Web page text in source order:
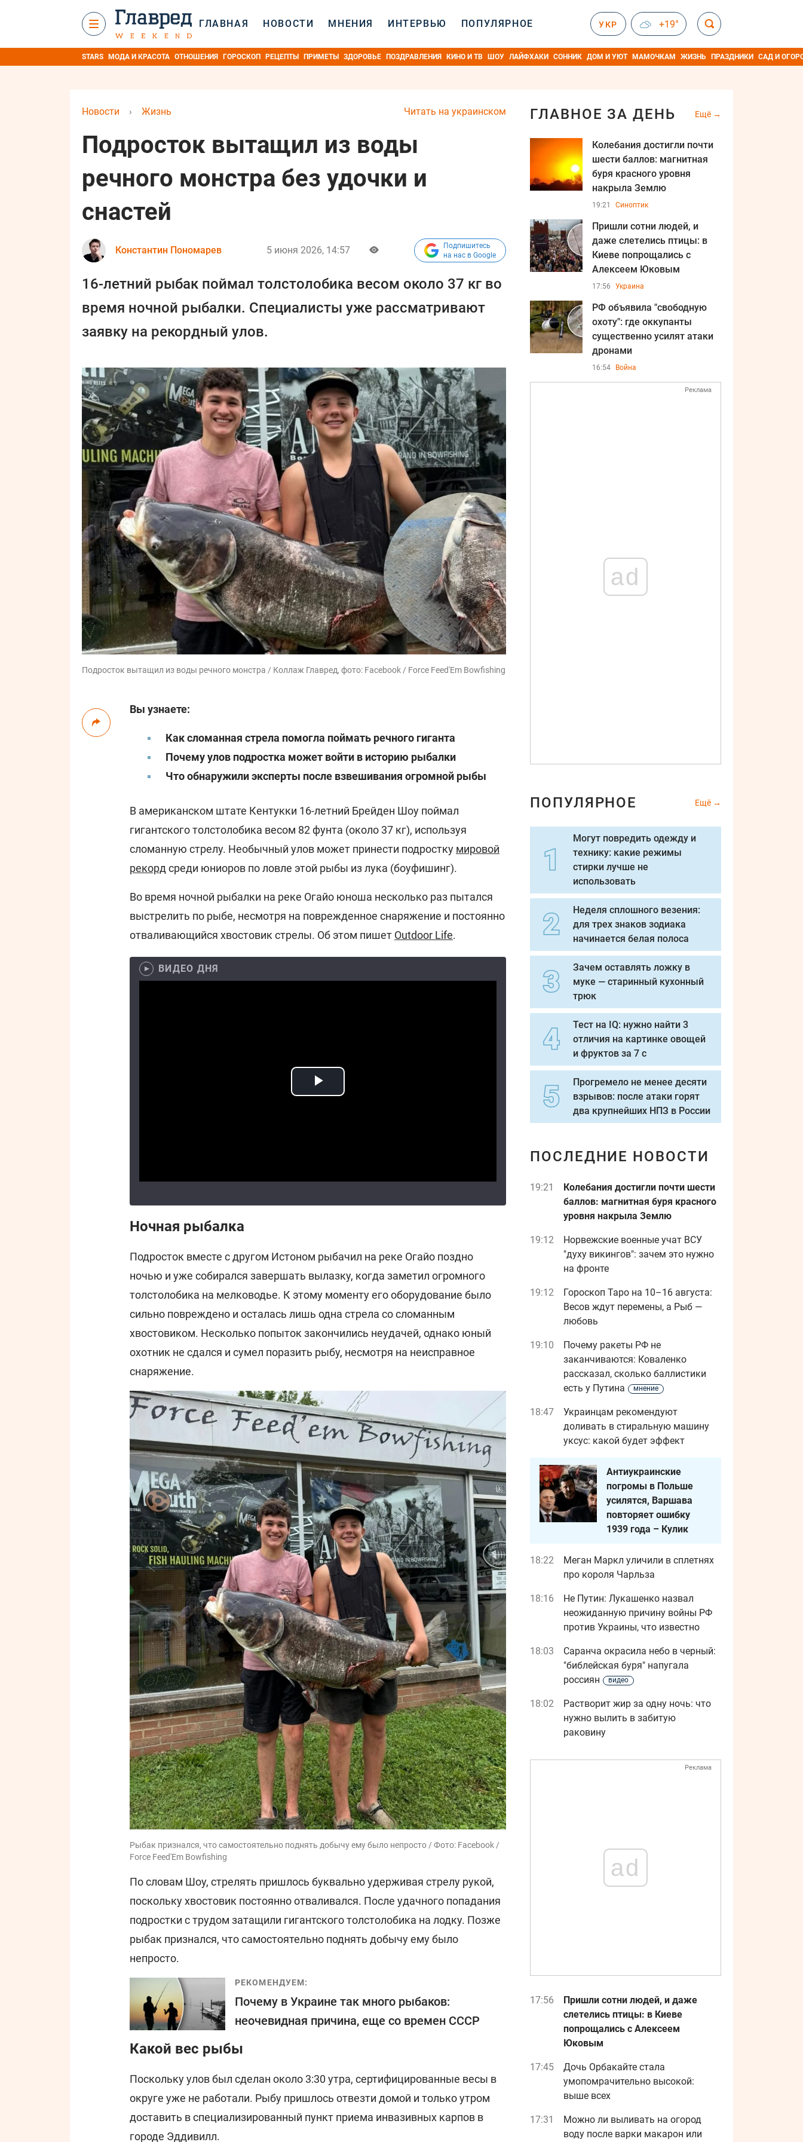
ГЛАВНАЯ НОВОСТИ МНЕНИЯ ИНТЕРВЬЮ ПОПУЛЯРНОЕ УКР +19°
STARS МОДА И КРАСОТА ОТНОШЕНИЯ ГОРОСКОП РЕЦЕПТЫ ПРИМЕТЫ ЗДОРОВЬЕ ПОЗДРАВЛЕНИЯ КИНО И ТВ ШОУ ЛАЙФХАКИ СОННИК ДОМ И УЮТ МАМОЧКАМ ЖИЗНЬ ПРАЗДНИКИ САД И
Читать на украинском
Новости › Жизнь
Подросток вытащил из воды
речного монстра без удочки и
снастей
Константин Пономарев 5 июня 2026, 14:57
Подпишитесь
на нас в Google
16-летний рыбак поймал толстолобика весом около 37 кг во
время ночной рыбалки. Специалисты уже рассматривают
заявку на рекордный улов.
Подросток вытащил из воды речного монстра / Коллаж Главред, фото: Facebook / Force Feed'Em Bowfishing
Вы узнаете:
Как сломанная стрела помогла поймать речного гиганта
Почему улов подростка может войти в историю рыбалки
Что обнаружили эксперты после взвешивания огромной рыбы
В американском штате Кентукки 16-летний Брейден Шоу поймал
гигантского толстолобика весом 82 фунта (около 37 кг), используя
сломанную стрелу. Необычный улов может принести подростку мировой
рекорд среди юниоров по ловле этой рыбы из лука (боуфишинг).
Во время ночной рыбалки на реке Огайо юноша несколько раз пытался
выстрелить по рыбе, несмотря на поврежденное снаряжение и постоянно
отваливающийся хвостовик стрелы. Об этом пишет Outdoor Life.
ВИДЕО ДНЯ
Ночная рыбалка
Подросток вместе с другом Истоном рыбачил на реке Огайо поздно
ночью и уже собирался завершать вылазку, когда заметил огромного
толстолобика на мелководье. К этому моменту его оборудование было
сильно повреждено и осталась лишь одна стрела со сломанным
хвостовиком. Несколько попыток закончились неудачей, однако юный
охотник не сдался и сумел поразить рыбу, несмотря на неисправное
снаряжение.
Рыбак признался, что самостоятельно поднять добычу ему было непросто / Фото: Facebook /
Force Feed'Em Bowfishing
По словам Шоу, стрелять пришлось буквально удерживая стрелу рукой,
поскольку хвостовик постоянно отваливался. После удачного попадания
подростки с трудом затащили гигантского толстолобика на лодку. Позже
рыбак признался, что самостоятельно поднять добычу ему было
непросто.
РЕКОМЕНДУЕМ:
Почему в Украине так много рыбаков:
неочевидная причина, еще со времен СССР
Какой вес рыбы
Поскольку улов был сделан около 3:30 утра, сертифицированные весы в
округе уже не работали. Рыбу пришлось отвезти домой и только утром
доставить в специализированный пункт приема инвазивных карпов в
городе Эддивилл.
ГЛАВНОЕ ЗА ДЕНЬ Ещё
Колебания достигли почти
шести баллов: магнитная
буря красного уровня
накрыла Землю
19:21 Синоптик
Пришли сотни людей, и
даже слетелись птицы: в
Киеве попрощались с
Алексеем Юковым
17:56 Украина
РФ объявила "свободную
охоту": где оккупанты
существенно усилят атаки
дронами
16:54 Война
Реклама
ad
ПОПУЛЯРНОЕ Ещё
Могут повредить одежду и
технику: какие режимы
стирки лучше не
использовать
Неделя сплошного везения:
для трех знаков зодиака
начинается белая полоса
Зачем оставлять ложку в
муке — старинный кухонный
трюк
Тест на IQ: нужно найти 3
отличия на картинке овощей
и фруктов за 7 с
Прогремело не менее десяти
взрывов: после атаки горят
два крупнейших НПЗ в России
ПОСЛЕДНИЕ НОВОСТИ
19:21
Колебания достигли почти шести
баллов: магнитная буря красного
уровня накрыла Землю
19:12
Норвежские военные учат ВСУ
"духу викингов": зачем это нужно
на фронте
19:12
Гороскоп Таро на 10–16 августа:
Весов ждут перемены, а Рыб —
любовь
19:10
Почему ракеты РФ не
заканчиваются: Коваленко
рассказал, сколько баллистики
есть у Путина
мнение
18:47
Украинцам рекомендуют
доливать в стиральную машину
уксус: какой будет эффект
Антиукраинские
погромы в Польше
усилятся, Варшава
повторяет ошибку
1939 года – Кулик
18:22
Меган Маркл уличили в сплетнях
про короля Чарльза
18:16
Не Путин: Лукашенко назвал
неожиданную причину войны РФ
против Украины, что известно
18:03
Саранча окрасила небо в черный:
"библейская буря" напугала
россиян
видео
18:02
Растворит жир за одну ночь: что
нужно вылить в забитую
раковину
Реклама
ad
17:56
Пришли сотни людей, и даже
слетелись птицы: в Киеве
попрощались с Алексеем
Юковым
17:45
Дочь Орбакайте стала
умопомрачительно высокой:
выше всех
17:31
Можно ли выливать на огород
воду после варки макарон или